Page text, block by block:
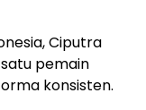
Ciputra
pemain
konsisten.